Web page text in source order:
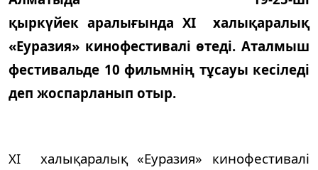
қыркүйек аралығында ХІ
халықаралық
«Еуразия» кинофестивалі өтеді. Аталмыш
фестивальде 10 фильмнің тұсауы кесіледі
деп жоспарланып отыр.
ХІ халықаралық «Еуразия» кинофестивалі